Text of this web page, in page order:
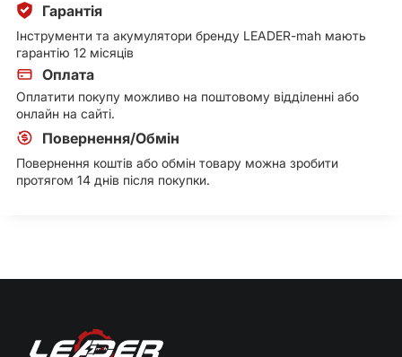
Гарантія
Інструменти та акумулятори бренду LEADER-mah мають
гарантію 12 місяців
Оплата
Оплатити покупу можливо на поштовому відділенні або
онлайн на сайті.
Повернення/Обмін
Повернення коштів або обмін товару можна зробити
протягом 14 днів після покупки.